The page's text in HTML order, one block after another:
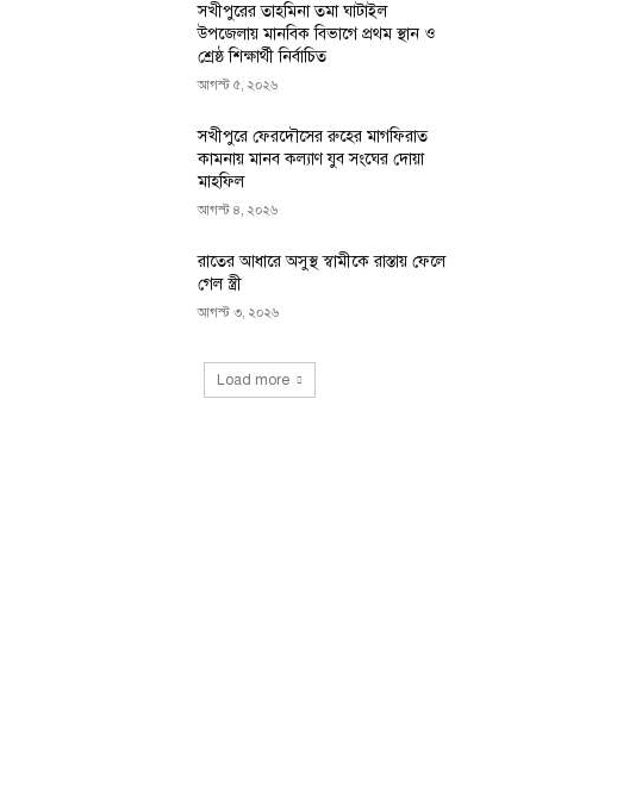
সখীপুরের তাহমিনা তমা ঘাটাইল
উপজেলায় মানবিক বিভাগে প্রথম স্থান ও
শ্রেষ্ঠ শিক্ষার্থী নির্বাচিত
আগস্ট ৫, ২০২৬
সখীপুরে ফেরদৌসের রুহের মাগফিরাত
কামনায় মানব কল্যাণ যুব সংঘের দোয়া
মাহফিল
আগস্ট ৪, ২০২৬
রাতের আধারে অসুস্থ স্বামীকে রাস্তায় ফেলে
গেল স্ত্রী
আগস্ট ৩, ২০২৬
Load more